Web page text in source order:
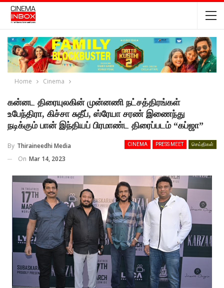
Home Cinema
கன்னட திரையுலகின் முன்னணி நட்சத்திரங்கள்
உபேந்திரா, கிச்சா சுதீப், ஸ்ரேயா சரண் இணைந்து
நடிக்கும் பான் இந்தியப் பிரமாண்ட திரைப்படம் “கப்ஜா”
CINEMA PRESS MEET செய்திகள்
By Thiraineedhi Media
On Mar 14, 2023